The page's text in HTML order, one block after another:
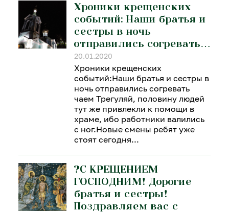
Хроники крещенских
событий: Наши братья и
сестры в ночь
отправились согревать…
20.01.2020
Хроники крещенских
событий:Наши братья и сестры в
ночь отправились согревать
чаем Трегуляй, половину людей
тут же привлекли к помощи в
храме, ибо работники валились
с ног.Новые смены ребят уже
стоят сегодня
?С КРЕЩЕНИЕМ
ГОСПОДНИМ! Дорогие
братья и сестры!
Поздравляем вас с